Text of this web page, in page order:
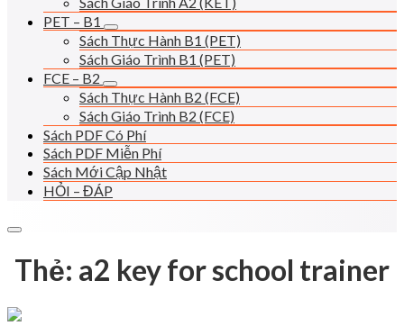
PET – B1
Sách Thực Hành B1 (PET)
Sách Giáo Trình B1 (PET)
FCE – B2
Sách Thực Hành B2 (FCE)
Sách Giáo Trình B2 (FCE)
Sách PDF Có Phí
Sách PDF Miễn Phí
Sách Mới Cập Nhật
HỎI – ĐÁP
Thẻ: a2 key for school trainer